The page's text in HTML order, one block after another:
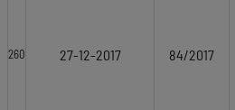
260 27-12-2017 84/2017